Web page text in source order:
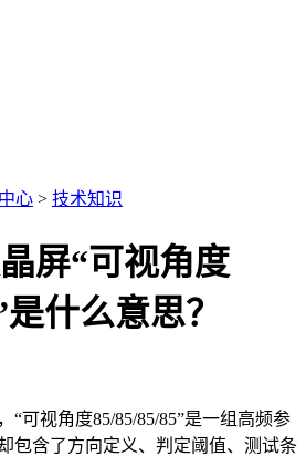
心 > 技术知识
屏“可视角度
什么意思？
“可视角度85/85/85/85”是一组高频参
包含了方向定义、判定阈值、测试条